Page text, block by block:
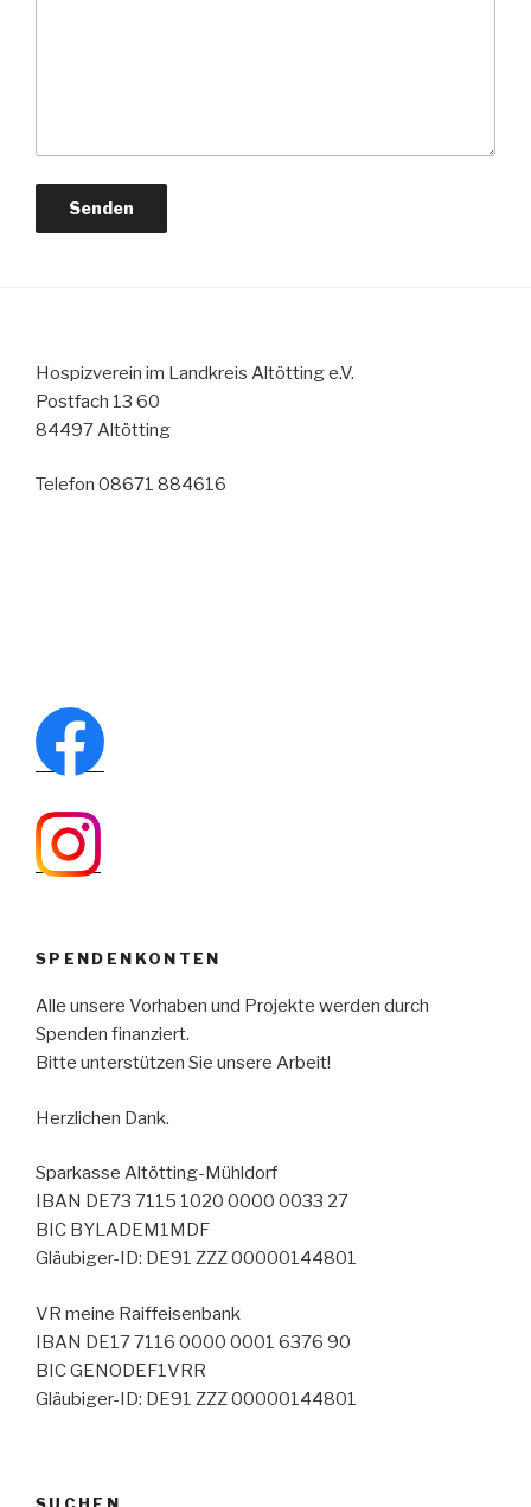
Hospizverein im Landkreis Altötting e.V.
Postfach 13 60
84497 Altötting
Telefon 08671 884616
SPENDENKONTEN
Alle unsere Vorhaben und Projekte werden durch
Spenden finanziert.
Bitte unterstützen Sie unsere Arbeit!
Herzlichen Dank.
Sparkasse Altötting-Mühldorf
IBAN DE73 7115 1020 0000 0033 27
BIC BYLADEM1MDF
Gläubiger-ID: DE91 ZZZ 00000144801
VR meine Raiffeisenbank
IBAN DE17 7116 0000 0001 6376 90
BIC GENODEF1VRR
Gläubiger-ID: DE91 ZZZ 00000144801